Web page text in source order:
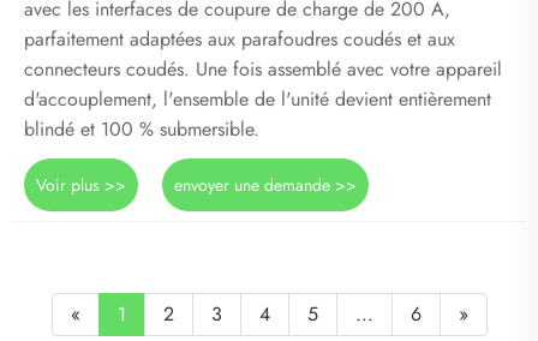
avec les interfaces de coupure de charge de 200 A,
parfaitement adaptées aux parafoudres coudés et aux
connecteurs coudés. Une fois assemblé avec votre appareil
d'accouplement, l'ensemble de l'unité devient entièrement
blindé et 100 % submersible.
Voir plus >> envoyer une demande >>
« 1 2 3 4 5 ... 6 »